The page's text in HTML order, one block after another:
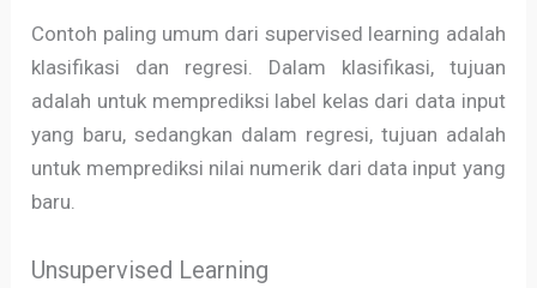
Contoh paling umum dari supervised learning adalah
klasifikasi dan regresi. Dalam klasifikasi, tujuan
adalah untuk memprediksi label kelas dari data input
yang baru, sedangkan dalam regresi, tujuan adalah
untuk memprediksi nilai numerik dari data input yang
baru.
Unsupervised Learning